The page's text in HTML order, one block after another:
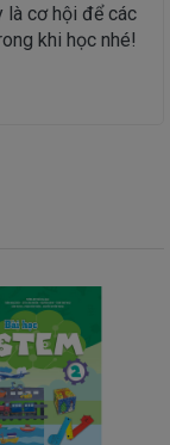
là cơ hội để các
khi học nhé!